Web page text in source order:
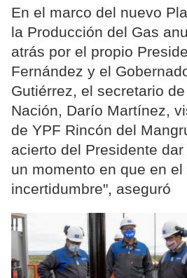
En el marco del nuevo
la Producción del Gas
atrás por el propio
Fernández y el
Gutiérrez, el secretario
Nación, Darío Martínez,
de YPF Rincón del
acierto del Presidente
un momento en que en
incertidumbre", aseguró